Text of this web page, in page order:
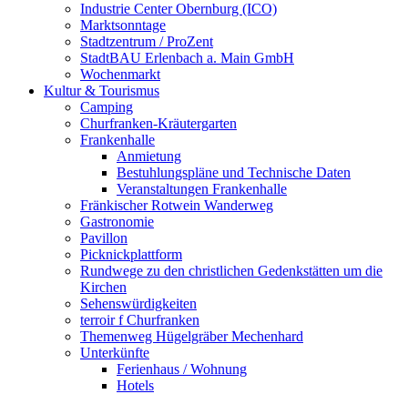
Industrie Center Obernburg (ICO)
Marktsonntage
Stadtzentrum / ProZent
StadtBAU Erlenbach a. Main GmbH
Wochenmarkt
Kultur & Tourismus
Camping
Churfranken-Kräutergarten
Frankenhalle
Anmietung
Bestuhlungspläne und Technische Daten
Veranstaltungen Frankenhalle
Fränkischer Rotwein Wanderweg
Gastronomie
Pavillon
Picknickplattform
Rundwege zu den christlichen Gedenkstätten um die
Kirchen
Sehenswürdigkeiten
terroir f Churfranken
Themenweg Hügelgräber Mechenhard
Unterkünfte
Ferienhaus / Wohnung
Hotels